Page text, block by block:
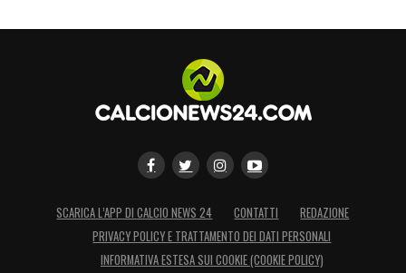
SCARICA L’APP DI CALCIO NEWS 24 CONTATTI
REDAZIONE
PRIVACY POLICY E TRATTAMENTO DEI DATI PERSONALI
INFORMATIVA ESTESA SUI COOKIE (COOKIE POLICY)